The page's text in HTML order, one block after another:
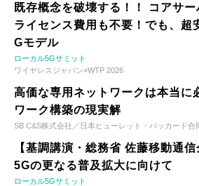
既存概念を破壊する！！ コアサ
ライセンス費用も不要！でも、
Gモデル
ローカル5Gサミット
ワイヤレスジャパン×WTP 2026
高価な専用ネットワークは本当に
ワーク構築の現実解
SB C&S株式会社／日本ヒューレット・パッカード合
【基調講演・総務省 佐藤移動通
5Gの更なる普及拡大に向けて
ローカル5Gサミット